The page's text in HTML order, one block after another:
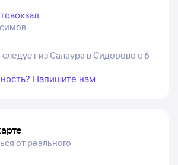
из Салаура в Сидорово с 6
Напишите нам
от реального